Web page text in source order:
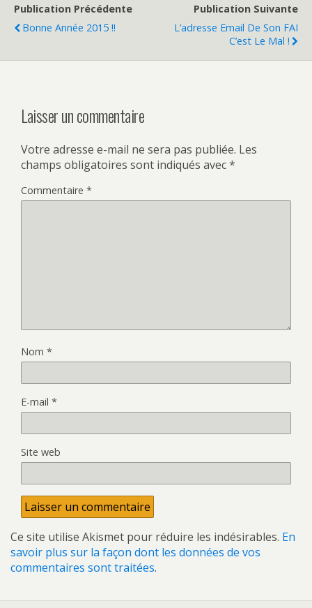
Publication Précédente
Bonne Année 2015 !!
Publication Suivante
L’adresse Email De Son FAI
C’est Le Mal !
Laisser un commentaire
Votre adresse e-mail ne sera pas publiée. Les
champs obligatoires sont indiqués avec*
Commentaire *
Nom *
E-mail *
Site web
Ce site utilise Akismet pour réduire les indésirables. En
savoir plus sur la façon dont les données de vos
commentaires sont traitées.